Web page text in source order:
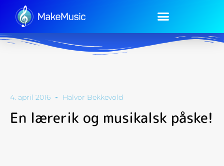
4. april 2016 Halvor Bekkevold
En lærerik og musikalsk påske!